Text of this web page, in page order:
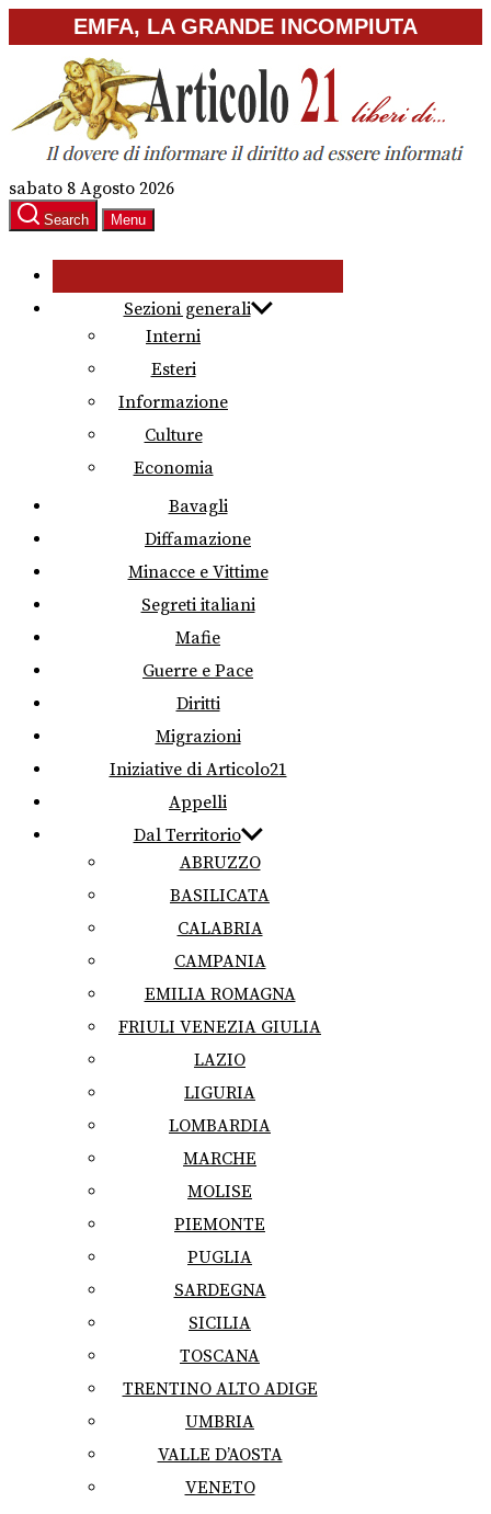
to
content
EMFA, LA GRANDE INCOMPIUTA
sabato 8 Agosto 2026
Search Menu
Sezioni generali
Interni
Esteri
Informazione
Culture
Economia
Bavagli
Diffamazione
Minacce e Vittime
Segreti italiani
Mafie
Guerre e Pace
Diritti
Migrazioni
Iniziative di Articolo21
Appelli
Dal Territorio
ABRUZZO
BASILICATA
CALABRIA
CAMPANIA
EMILIA ROMAGNA
FRIULI VENEZIA GIULIA
LAZIO
LIGURIA
LOMBARDIA
MARCHE
MOLISE
PIEMONTE
PUGLIA
SARDEGNA
SICILIA
TOSCANA
TRENTINO ALTO ADIGE
UMBRIA
VALLE D’AOSTA
VENETO